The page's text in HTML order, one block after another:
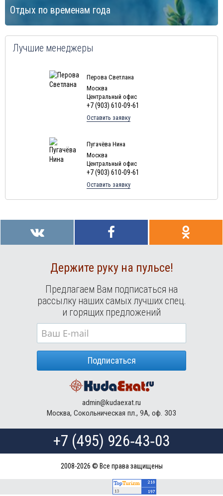
Отдых по временам года
Лучшие менеджеры
Перова Светлана
Москва
Центральный офис
+7 (903) 610-09-61
Оставить заявку
Пугачёва Нина
Москва
Центральный офис
+7 (903) 610-09-61
Оставить заявку
Держите руку на пульсе!
Предлагаем Вам подписаться на
рассылку наших самых лучших спец.
и горящих предложений
Подписаться
admin@kudaexat.ru
Москва, Сокольническая пл., 9А, оф. 303
+7 (495) 926‑43‑03
2008-2026 © Все права защищены